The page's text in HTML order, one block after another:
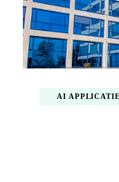
AI APPLICATIE